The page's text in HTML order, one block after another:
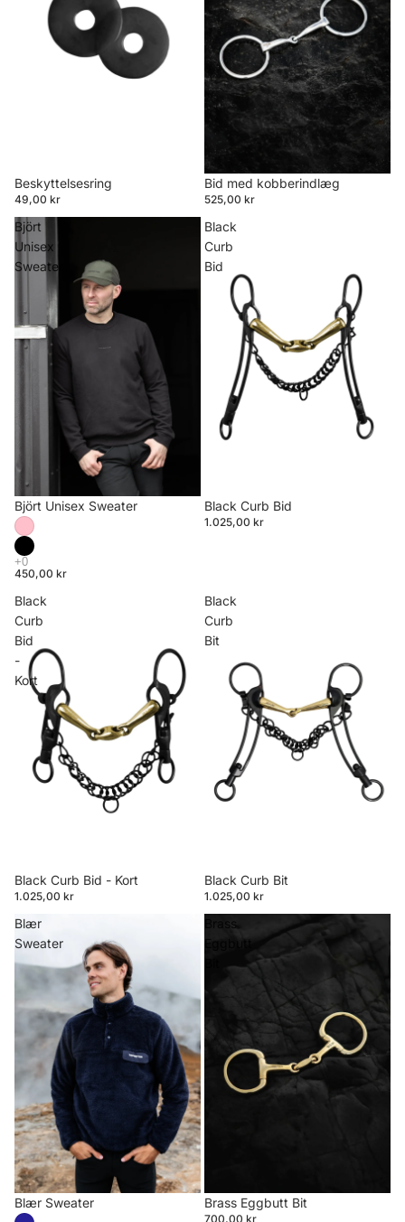
Beskyttelsesring
49,00 kr
Bid med kobberindlæg
525,00 kr
Björt
Unisex
Sweater
Björt Unisex Sweater
450,00 kr
Black
Curb
Bid
Black Curb Bid
1.025,00 kr
Black
Curb
Bid
-
Kort
Black Curb Bid - Kort
1.025,00 kr
Black
Curb
Bit
Black Curb Bit
1.025,00 kr
Blær
Sweater
Blær Sweater
Brass
Eggbutt
Brass Eggbutt Bit
700,00 kr